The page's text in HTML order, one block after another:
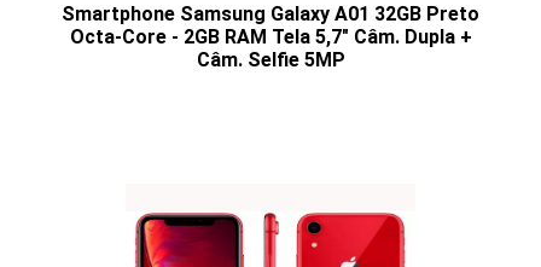
Smartphone Samsung Galaxy A01 32GB Preto
Octa-Core - 2GB RAM Tela 5,7" Câm. Dupla +
Câm. Selfie 5MP